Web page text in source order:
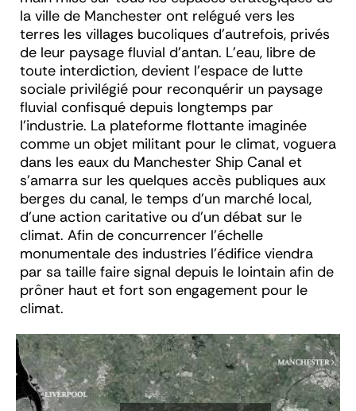
la ville de Manchester ont relégué vers les
terres les villages bucoliques d’autrefois, privés
de leur paysage fluvial d’antan. L’eau, libre de
toute interdiction, devient l’espace de lutte
sociale privilégié pour reconquérir un paysage
fluvial confisqué depuis longtemps par
l’industrie. La plateforme flottante imaginée
comme un objet militant pour le climat, voguera
dans les eaux du Manchester Ship Canal et
s’amarra sur les quelques accès publiques aux
berges du canal, le temps d’un marché local,
d’une action caritative ou d’un débat sur le
climat. Afin de concurrencer l’échelle
monumentale des industries l’édifice viendra
par sa taille faire signal depuis le lointain afin de
prôner haut et fort son engagement pour le
climat.